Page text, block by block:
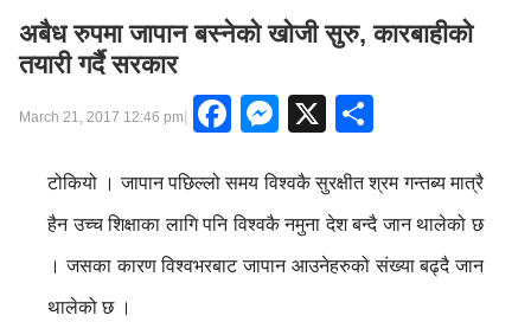
अबैध रुपमा जापान बस्नेको खोजी सुरु, कारबाहीको
तयारी गर्दै सरकार
March 21, 2017 12:46 pm| Facebook
Messenger
X
टोकियो । जापान पछिल्लो समय विश्वकै सुरक्षीत श्रम गन्तब्य मात्रै
हैन उच्च शिक्षाका लागि पनि विश्वकै नमुना देश बन्दै जान थालेको छ
। जसका कारण विश्वभरबाट जापान आउनेहरुको संख्या बढ्दै जान
थालेको छ ।